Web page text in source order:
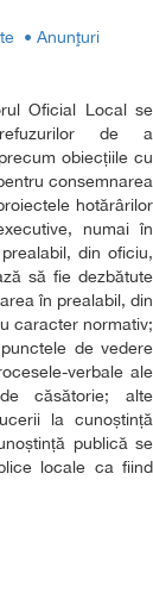
• Anunţuri
Oficial Local se
de a
obiecțiile cu
consemnarea
hotărârilor
numai în
din oficiu,
să fie dezbătute
în prealabil, din
caracter normativ;
de vedere
verbale ale
căsătorie; alte
la cunoștință
publică se
locale ca fiind